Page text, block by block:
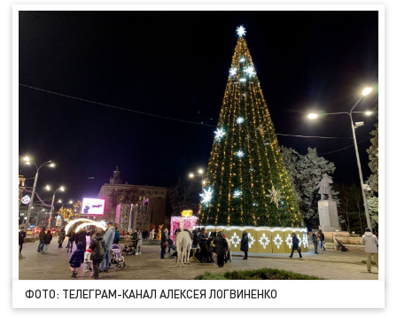
ФОТО: ТЕЛЕГРАМ-КАНАЛ АЛЕКСЕЯ ЛОГВИНЕНКО